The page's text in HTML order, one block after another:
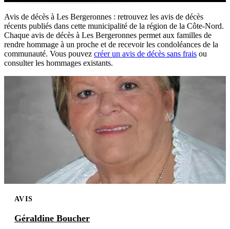
International
Par région
Par ville
Maisons funéraires
Publier un avis
Avis de décès à Les Bergeronnes : retrouvez les avis de décès
récents publiés dans cette municipalité de la région de la Côte-Nord.
Chaque avis de décès à Les Bergeronnes permet aux familles de
rendre hommage à un proche et de recevoir les condoléances de la
communauté. Vous pouvez créer un avis de décès sans frais ou
consulter les hommages existants.
AVIS
Géraldine Boucher